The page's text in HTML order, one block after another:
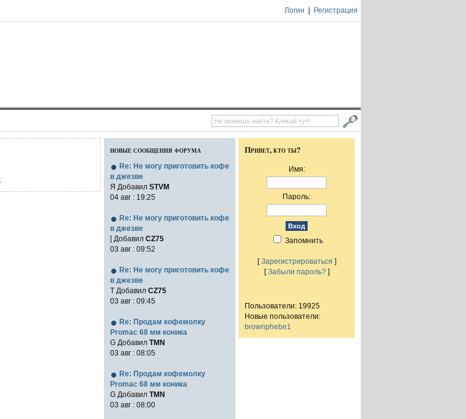
Логин Регистрация
новые сообщения форума
Re: Не могу приготовить кофе
в джезве
Я Добавил STVM
04 авг : 19:25
Re: Не могу приготовить кофе
в джезве
[ Добавил CZ75
03 авг : 09:52
Re: Не могу приготовить кофе
в джезве
Т Добавил CZ75
03 авг : 09:45
Re: Продам кофемолку
Promac 68 мм коника
G Добавил TMN
03 авг : 08:05
Re: Продам кофемолку
Promac 68 мм коника
G Добавил TMN
03 авг : 08:00
Привет, кто ты?
Имя:
Пароль:
Запомнить
[Зарегистрироваться ]
[Забыли пароль?]
Пользователи: 19925
Новые пользователи:
brownphebe1